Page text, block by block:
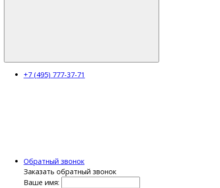
+7 (495) 777-37-71
Обратный звонок
Заказать обратный звонок
Ваше имя: